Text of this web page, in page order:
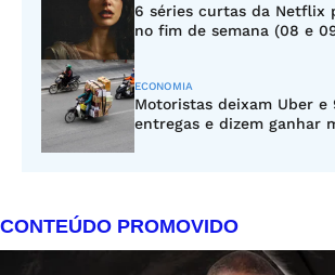
6 séries curtas da Netflix
no fim de semana (08 e
ECONOMIA
Motoristas deixam Uber e
entregas e dizem ganhar